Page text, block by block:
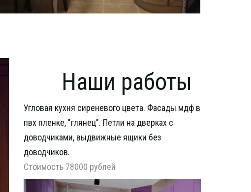
Наши работы
Угловая кухня сиреневого цвета. Фасады мдф в
пвх пленке, "глянец". Петли на дверках с
доводчиками, выдвижные ящики без
доводчиков.
Стоимость 78000 рублей